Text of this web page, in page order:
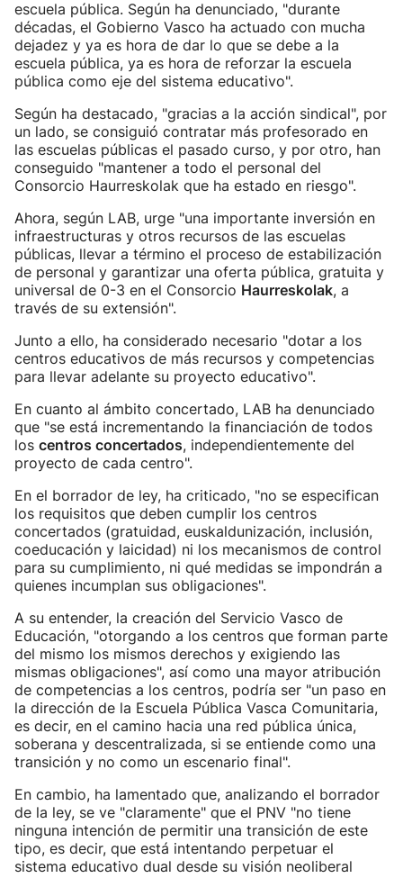
escuela pública. Según ha denunciado, "durante
décadas, el Gobierno Vasco ha actuado con mucha
dejadez y ya es hora de dar lo que se debe a la
escuela pública, ya es hora de reforzar la escuela
pública como eje del sistema educativo".
Según ha destacado, "gracias a la acción sindical", por
un lado, se consiguió contratar más profesorado en
las escuelas públicas el pasado curso, y por otro, han
conseguido "mantener a todo el personal del
Consorcio Haurreskolak que ha estado en riesgo".
Ahora, según LAB, urge "una importante inversión en
infraestructuras y otros recursos de las escuelas
públicas, llevar a término el proceso de estabilización
de personal y garantizar una oferta pública, gratuita y
universal de 0-3 en el Consorcio Haurreskolak, a
través de su extensión".
Junto a ello, ha considerado necesario "dotar a los
centros educativos de más recursos y competencias
para llevar adelante su proyecto educativo".
En cuanto al ámbito concertado, LAB ha denunciado
que "se está incrementando la financiación de todos
los centros concertados, independientemente del
proyecto de cada centro".
En el borrador de ley, ha criticado, "no se especifican
los requisitos que deben cumplir los centros
concertados (gratuidad, euskaldunización, inclusión,
coeducación y laicidad) ni los mecanismos de control
para su cumplimiento, ni qué medidas se impondrán a
quienes incumplan sus obligaciones".
A su entender, la creación del Servicio Vasco de
Educación, "otorgando a los centros que forman parte
del mismo los mismos derechos y exigiendo las
mismas obligaciones", así como una mayor atribución
de competencias a los centros, podría ser "un paso en
la dirección de la Escuela Pública Vasca Comunitaria,
es decir, en el camino hacia una red pública única,
soberana y descentralizada, si se entiende como una
transición y no como un escenario final".
En cambio, ha lamentado que, analizando el borrador
de la ley, se ve "claramente" que el PNV "no tiene
ninguna intención de permitir una transición de este
tipo, es decir, que está intentando perpetuar el
sistema educativo dual desde su visión neoliberal